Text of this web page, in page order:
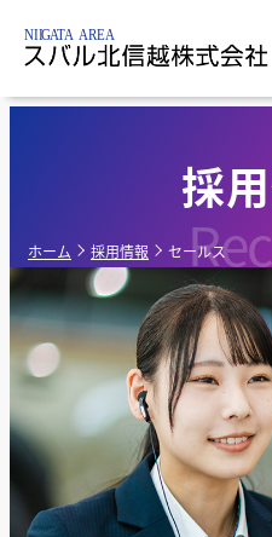
採
ホーム 採用情報 セールス